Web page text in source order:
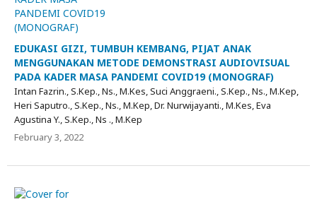
EDUKASI GIZI, TUMBUH KEMBANG, PIJAT ANAK
MENGGUNAKAN METODE DEMONSTRASI AUDIOVISUAL
PADA KADER MASA PANDEMI COVID19 (MONOGRAF)
Intan Fazrin., S.Kep., Ns., M.Kes, Suci Anggraeni., S.Kep., Ns., M.Kep,
Heri Saputro., S.Kep., Ns., M.Kep, Dr. Nurwijayanti., M.Kes, Eva
Agustina Y., S.Kep., Ns ., M.Kep
February 3, 2022